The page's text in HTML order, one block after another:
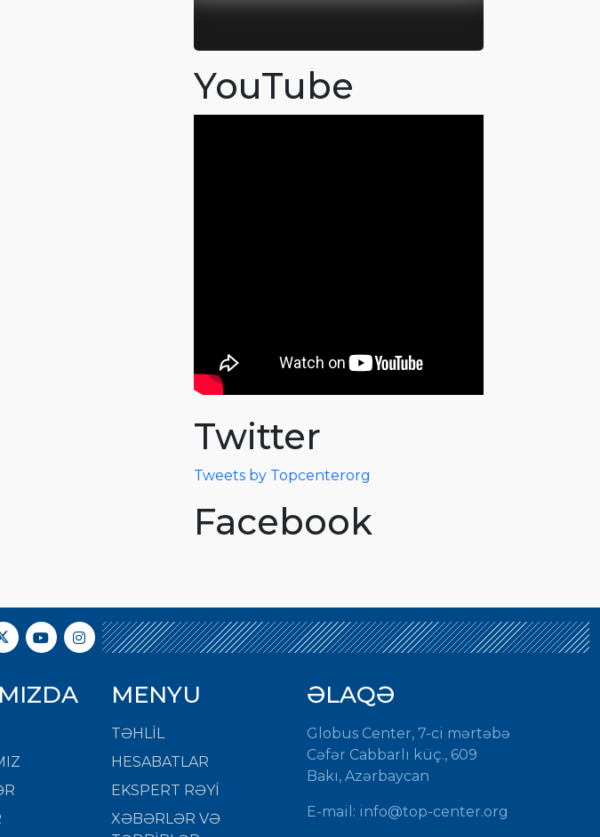
YouTube
Twitter
Tweets by Topcenterorg
Facebook
MENYU
TƏHLİL
HESABATLAR
EKSPERT RƏYİ
XƏBƏRLƏR VƏ
ƏLAQƏ
Globus Center, 7-ci mərtəbə
Cəfər Cabbarlı küç., 609
Bakı, Azərbaycan
E-mail: info@top-center.org